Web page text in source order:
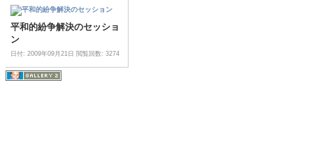
平和的紛争解決のセッショ
ン
日付: 2009年09月21日 閲覧回数: 3274